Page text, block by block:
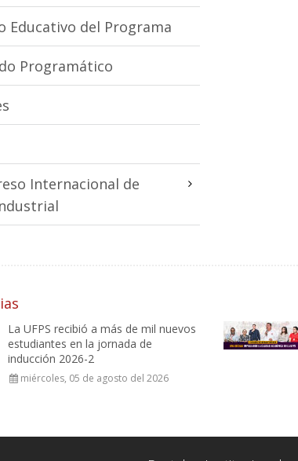
Educativo del Programa
Programático
Internacional de
La UFPS recibió a más de mil nuevos
estudiantes en la jornada de
inducción 2026-2
miércoles, 05 de agosto del 2026